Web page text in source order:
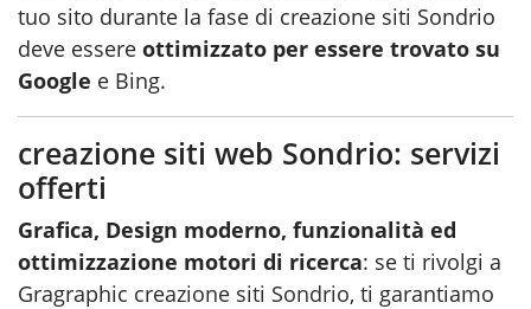
tuo sito durante la fase di creazione siti Sondrio
deve essere ottimizzato per essere trovato su
Google e Bing.
creazione siti web Sondrio: servizi
offerti
Grafica, Design moderno, funzionalità ed
ottimizzazione motori di ricerca: se ti rivolgi a
Gragraphic creazione siti Sondrio, ti garantiamo